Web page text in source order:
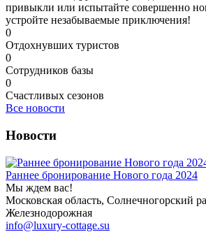
привыкли или испытайте совершенно
устройте незабываемые приключения!
0
Отдохнувших туристов
0
Сотрудников базы
0
Счастливых сезонов
Все новости
Новости
Раннее бронирование Нового года 2024
Мы ждем вас!
Московская область, Солнечногорский
Железнодорожная
info@luxury-cottage.su